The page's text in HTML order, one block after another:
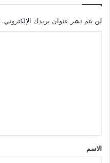
لن يتم نشر عنوان بريدك الإلكتروني.
*
الاسم